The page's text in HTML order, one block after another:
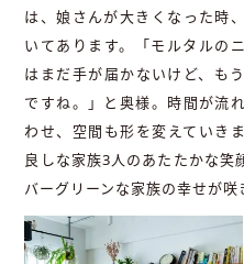
は、娘さんが大きくなった時
いてあります。「モルタルの
はまだ手が届かないけど、も
ですね。」と奥様。時間が流
わせ、空間も形を変えていき
良しな家族3人のあたたかな笑
バーグリーンな家族の幸せが咲